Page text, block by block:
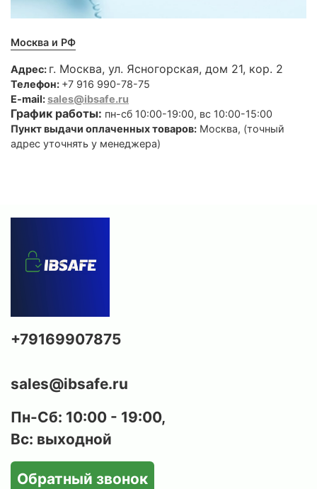
Москва и РФ
Адрес: г. Москва, ул. Ясногорская, дом 21, кор. 2
Телефон: +7 916 990-78-75
E-mail:sales@ibsafe.ru
График работы: пн-сб 10:00-19:00, вс 10:00-15:00
Пункт выдачи оплаченных товаров: Москва, (точный
адрес уточнять у менеджера)
+79169907875
sales@ibsafe.ru
Пн-Сб: 10:00 - 19:00,
Вс: выходной
Обратный звонок